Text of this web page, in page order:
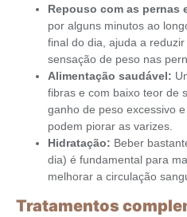
Repouso com as pernas
por alguns minutos ao
final do dia, ajuda a
sensação de peso nas
Alimentação saudável:
fibras e com baixo teor de
ganho de peso excessivo
podem piorar as varizes.
Hidratação: Beber
dia) é fundamental para
melhorar a circulação
Tratamentos